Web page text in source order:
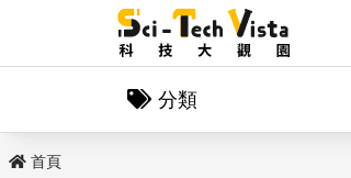
分類
首頁